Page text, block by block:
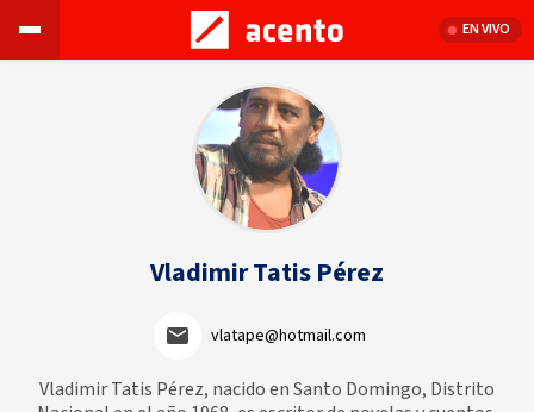
EN VIVO
Vladimir Tatis Pérez
vlatape@hotmail.com
Vladimir Tatis Pérez, nacido en Santo Domingo, Distrito